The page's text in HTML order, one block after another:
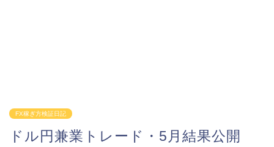
FX稼ぎ方検証日記
ドル円兼業トレード・5月結果公開